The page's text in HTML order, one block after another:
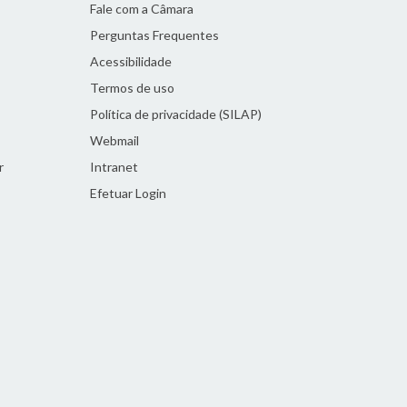
Fale com a Câmara
Perguntas Frequentes
Acessibilidade
Termos de uso
Política de privacidade (SILAP)
Webmail
Intranet
Efetuar Login